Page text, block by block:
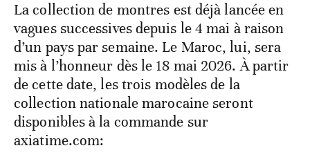
La collection de montres est déjà lancée en
vagues successives depuis le 4 mai à raison
d’un pays par semaine. Le Maroc, lui, sera
mis à l’honneur dès le 18 mai 2026. À partir
de cette date, les trois modèles de la
collection nationale marocaine seront
disponibles à la commande sur
axiatime.com: